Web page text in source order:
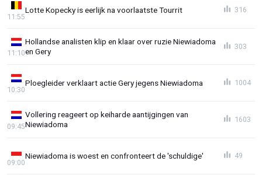
Lotte Kopecky is eerlijk na voorlaatste Tourrit
11:55
316
Hollandse analisten klip en klaar over ruzie Niewiadoma
en Gery
11:10
303
Ploegleider verklaart actie Gery jegens Niewiadoma
10:30
1004
Vollering reageert op keiharde aantijgingen van
Niewiadoma
09:45
1603
Niewiadoma is woest en confronteert de 'schuldige'
09:00
49